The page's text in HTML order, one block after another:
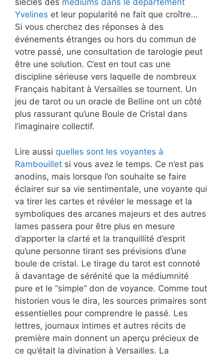
siècles des médiums dans le département
Yvelines et leur popularité ne fait que croître…
Si vous cherchez des réponses à des
événements étranges ou hors du commun de
votre passé, une consultation de tarologie peut
être une solution. C’est en tout cas une
discipline sérieuse vers laquelle de nombreux
Français habitant à Versailles se tournent. Un
jeu de tarot ou un oracle de Belline ont un côté
plus rassurant qu’une Boule de Cristal dans
l’imaginaire collectif.
Lire aussi quelles sont les voyantes à
Rambouillet si vous avez le temps. Ce n’est pas
anodins, mais lorsque l’on souhaite se faire
éclairer sur sa vie sentimentale, une voyante qui
va tirer les cartes et révéler le message et la
symboliques des arcanes majeurs et des autres
lames passera pour être plus en mesure
d’apporter la clarté et la tranquillité d’esprit
qu’une personne tirant ses prévisions d’une
boule de cristal. Le tirage du tarot est connoté
à davantage de sérénité que la médiumnité
pure et le “simple” don de voyance. Comme tout
historien vous le dira, les sources primaires sont
essentielles pour comprendre le passé. Les
lettres, journaux intimes et autres récits de
première main donnent un aperçu précieux de
ce qu’était la divination à Versailles. La